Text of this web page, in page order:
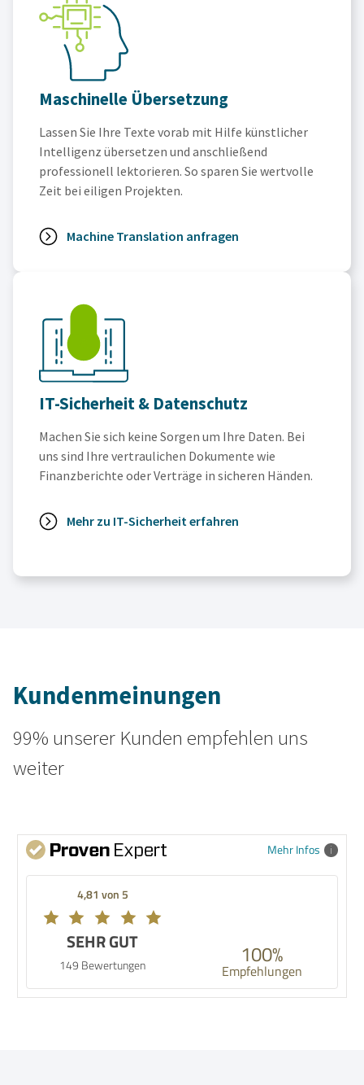
Maschinelle Übersetzung
Lassen Sie Ihre Texte vorab mit Hilfe künstlicher
Intelligenz übersetzen und anschließend
professionell lektorieren. So sparen Sie wertvolle
Zeit bei eiligen Projekten.
Machine Translation anfragen
IT-Sicherheit & Datenschutz
Machen Sie sich keine Sorgen um Ihre Daten. Bei
uns sind Ihre vertraulichen Dokumente wie
Finanzberichte oder Verträge in sicheren Händen.
Mehr zu IT-Sicherheit erfahren
Kundenmeinungen
99% unserer Kunden empfehlen uns
weiter
Mehr Infos
4,81 von 5
SEHR GUT
149 Bewertungen 100%
Empfehlungen